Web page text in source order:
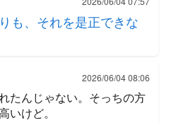
も、それを是正できな
2026/06/04 08:06
たんじゃない。そっちの方
いけど。